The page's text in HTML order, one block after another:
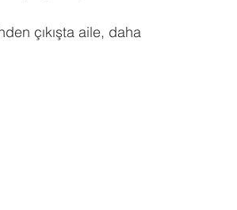
çıkışta aile, daha